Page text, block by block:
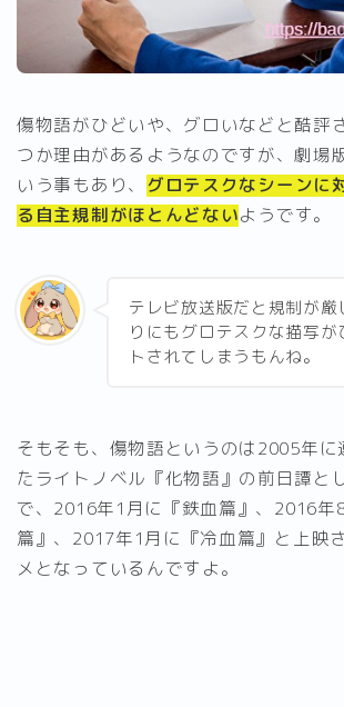
傷物語がひどいや、グロいなどと酷評
つか理由があるようなのですが、劇場
いう事もあり、 グロテスクなシーンに
る自主規制がほとんどないようです。
テレビ放送版だと規制が厳
りにもグロテスクな描写が
トされてしまうもんね。
そもそも、傷物語というのは2005年に
たライトノベル『化物語』の前日譚と
で、2016年1月に『鉄血篇』、2016年
篇』、2017年1月に『冷血篇』と上映
メとなっているんですよ。